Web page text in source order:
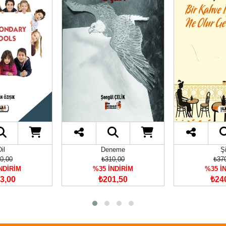
Şiir
₺370,00
%35 İNDİRİM
₺240,50
%35